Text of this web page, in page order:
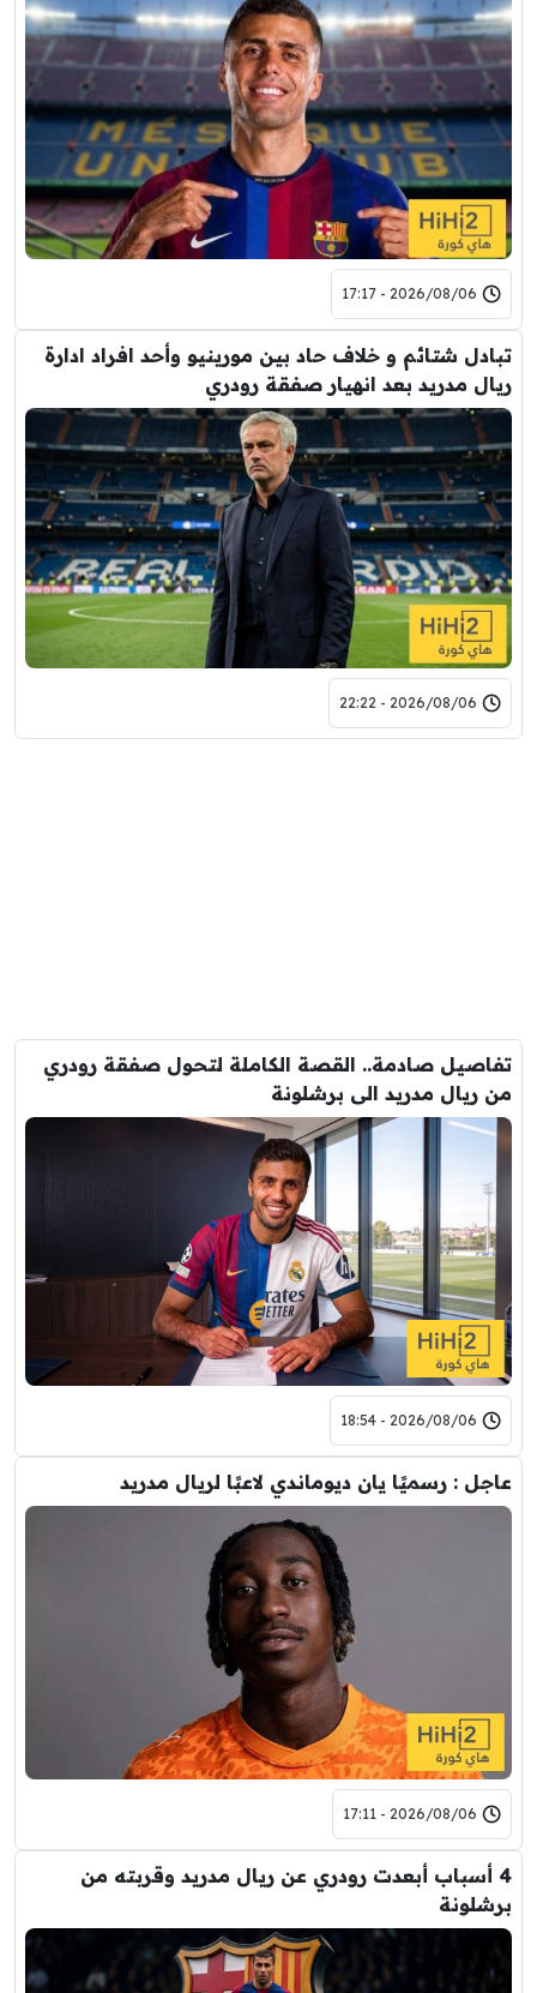
2026/08/06 - 17:17
تبادل شتائم و خلاف حاد بين مورينيو وأحد افراد ادارة
ريال مدريد بعد انهيار صفقة رودري
2026/08/06 - 22:22
تفاصيل صادمة.. القصة الكاملة لتحول صفقة رودري
من ريال مدريد الى برشلونة
2026/08/06 - 18:54
عاجل : رسميًا يان ديوماندي لاعبًا لريال مدريد
2026/08/06 - 17:11
4 أسباب أبعدت رودري عن ريال مدريد وقربته من
برشلونة